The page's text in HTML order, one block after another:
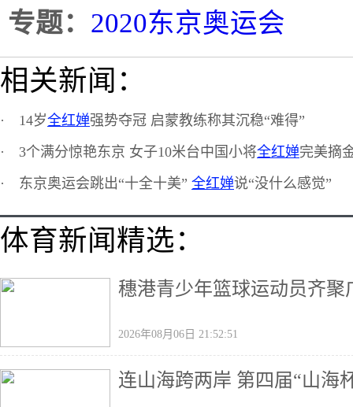
专题： 2020东京奥运会
相关新闻：
· 14岁全红婵强势夺冠 启蒙教练称其沉稳“难得”
· 3个满分惊艳东京 女子10米台中国小将全红婵完美摘
· 东京奥运会跳出“十全十美” 全红婵说“没什么感觉”
体育新闻精选：
穗港青少年篮球运动员齐聚
2026年08月06日 21:52:51
连山海跨两岸 第四届“山海